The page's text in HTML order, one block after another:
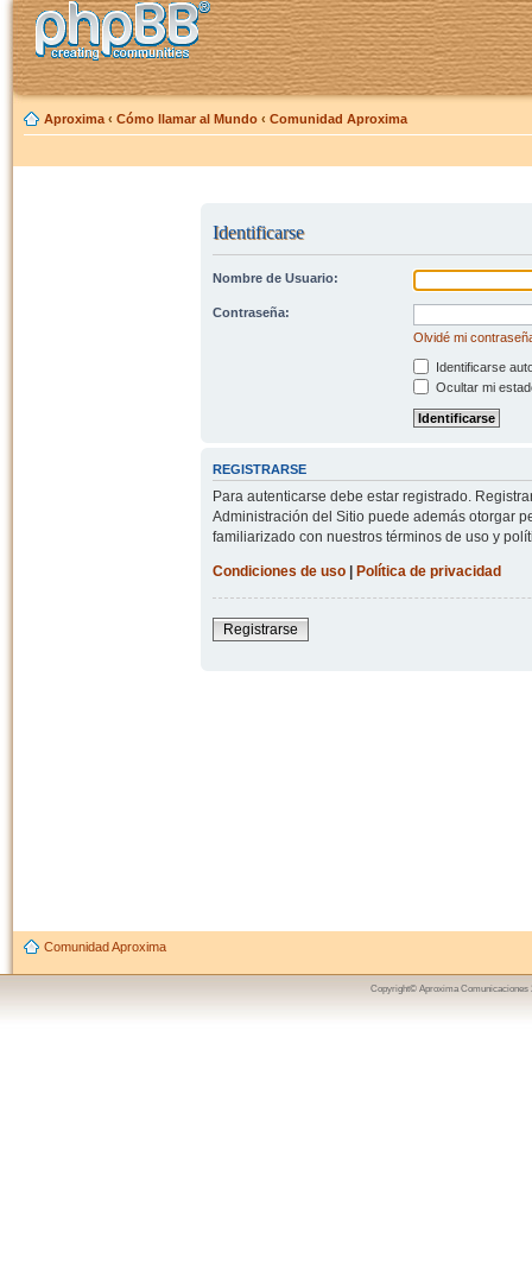
Aproxima ‹ Cómo llamar al Mundo ‹ Comunidad Aproxima
Identificarse
Nombre de Usuario:
Contraseña:
Olvidé mi
Identificarse
Ocultar mi
REGISTRARSE
Para autenticarse debe estar registrado.
Administración del Sitio puede además otorgar
familiarizado con nuestros términos de uso y
Condiciones de uso| Política de privacidad
Registrarse
Comunidad Aproxima
Copyright© Aproxima Comunicaciones